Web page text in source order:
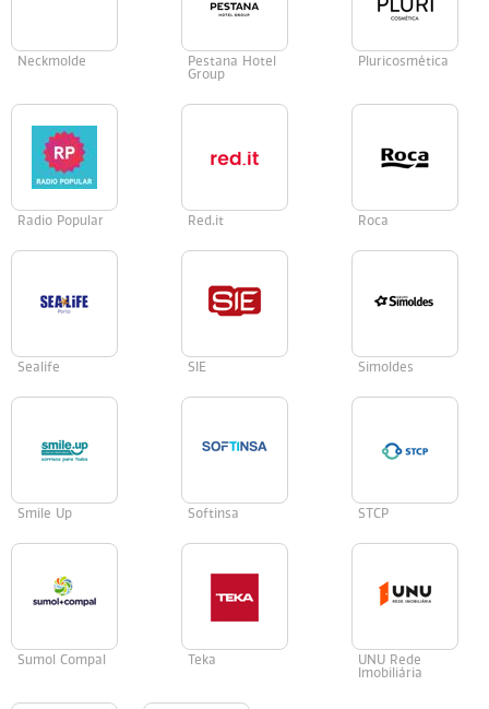
Neckmolde
Pestana Hotel
Group
Pluricosmética
Radio Popular Red.it Roca
Sealife SIE Simoldes
Smile Up Softinsa STCP
Sumol Compal Teka
UNU Rede
Imobiliária